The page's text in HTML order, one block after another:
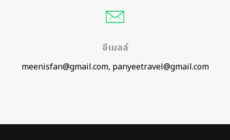
อีเมลล์
meenisfan@gmail.com, panyeetravel@gmail.com